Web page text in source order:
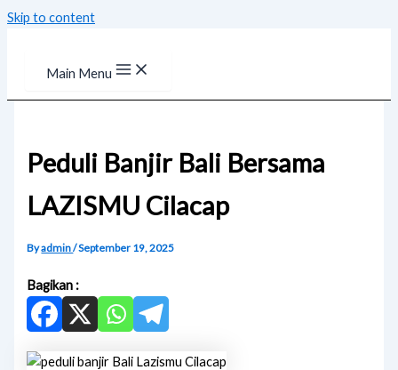
Skip to content
Main Menu
Peduli Banjir Bali Bersama
LAZISMU Cilacap
Byadmin/September 19, 2025
Bagikan :